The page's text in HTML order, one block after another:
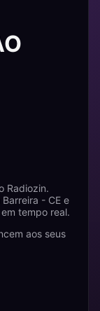
Radiozin.
- CE e
tempo real.
aos seus